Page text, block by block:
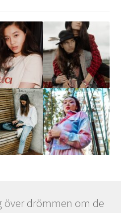
över drömmen om de